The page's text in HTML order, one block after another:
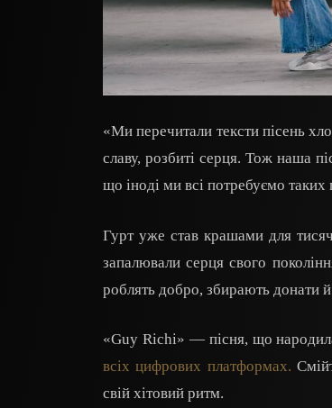
«Ми перечитали тексти пісень
славу, розбиті серця. Тож наша
що іноді ми всі потребуємо
Гурт уже став крашами для
запалювали серця свого
роблять добро, збирають донати
«Guy Richi» — пісня, що
всіх цифрових платформах.
свій хітовий ритм.